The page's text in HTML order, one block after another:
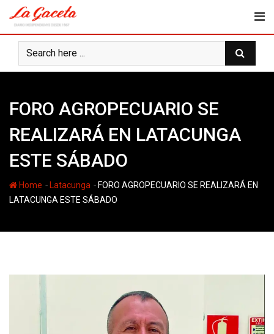
content
FORO AGROPECUARIO SE
REALIZARÁ EN LATACUNGA
ESTE SÁBADO
Home - Latacunga - FORO AGROPECUARIO SE REALIZARÁ EN
LATACUNGA ESTE SÁBADO